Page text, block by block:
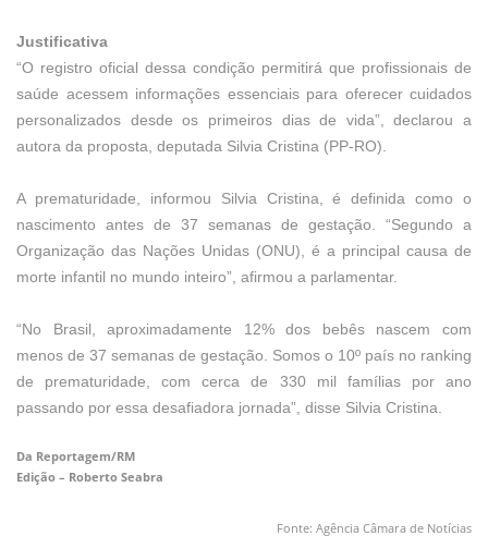
Justificativa
“O registro oficial dessa condição permitirá que profissionais de
saúde acessem informações essenciais para oferecer cuidados
personalizados desde os primeiros dias de vida”, declarou a
autora da proposta, deputada Silvia Cristina (PP-RO).
A prematuridade, informou Silvia Cristina, é definida como o
nascimento antes de 37 semanas de gestação. “Segundo a
Organização das Nações Unidas (ONU), é a principal causa de
morte infantil no mundo inteiro”, afirmou a parlamentar.
“No Brasil, aproximadamente 12% dos bebês nascem com
menos de 37 semanas de gestação. Somos o 10º país no ranking
de prematuridade, com cerca de 330 mil famílias por ano
passando por essa desafiadora jornada”, disse Silvia Cristina.
Da Reportagem/RM
Edição – Roberto Seabra
Fonte: Agência Câmara de Notícias